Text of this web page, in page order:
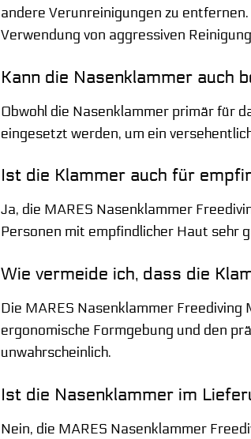
andere Verunreinigungen zu
Verwendung von aggressiven
Kann die Nasenklammer auch
Obwohl die Nasenklammer primär für
eingesetzt werden, um ein
Ist die Klammer auch für
Ja, die MARES Nasenklammer
Personen mit empfindlicher Haut sehr
Wie vermeide ich, dass die
Die MARES Nasenklammer
ergonomische Formgebung und den
unwahrscheinlich.
Ist die Nasenklammer im
Nein, die MARES Nasenklammer